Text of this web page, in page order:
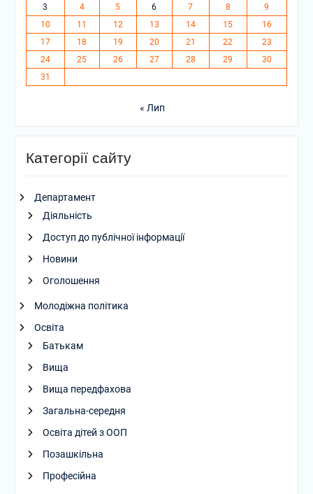
3
4 5 6 7 8
9
10
11 12 13 14 15
16
17
18 19 20 21 22
23
24
25 26 27 28 29
30
31
« Лип
Категорії сайту
Департамент
Діяльність
Доступ до публічної інформації
Новини
Оголошення
Молодіжна політика
Освіта
Батькам
Вища
Вища передфахова
Загальна-середня
Освіта дітей з ООП
Позашкільна
Професійна